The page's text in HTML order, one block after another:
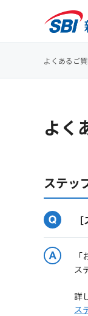
よくあるご
よく
ステッ
ス
詳
ス